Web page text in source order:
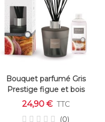
Bouquet parfumé Gris
Prestige figue et bois
Esteban
24,90 € TTC
(0)